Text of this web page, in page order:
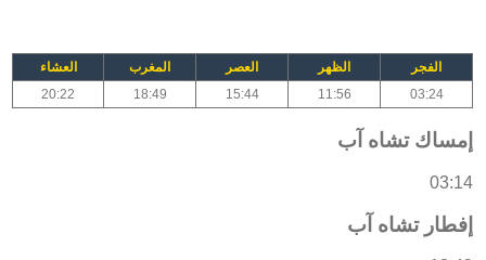
الفجر الظهر العصر المغرب
العشاء
03:24
11:56
15:44
18:49
20:22
إمساك تشاه آب
03:14
إفطار تشاه آب